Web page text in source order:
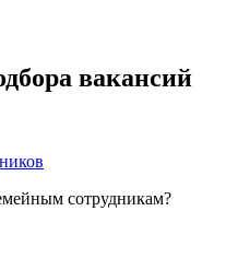
вакансий
сотрудникам?